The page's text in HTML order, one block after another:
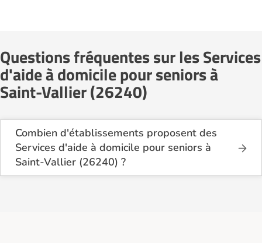
Questions fréquentes sur les Services
d'aide à domicile pour seniors à
Saint-Vallier (26240)
Combien d'établissements proposent des
Services d'aide à domicile pour seniors à
Saint-Vallier (26240) ?
Sur le site Logement-seniors.com, on recense